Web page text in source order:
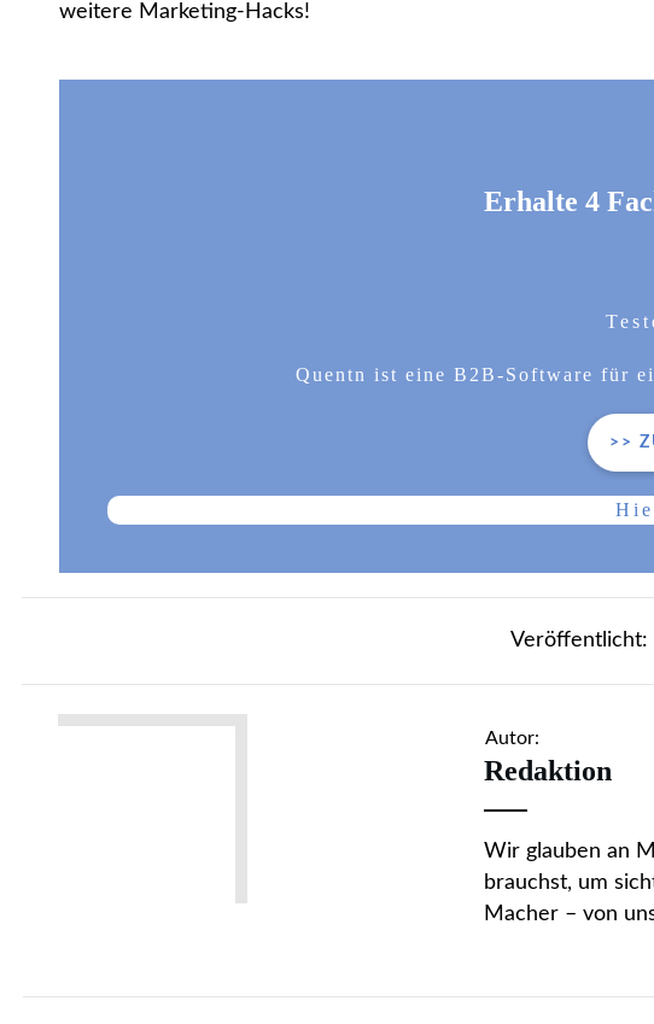
weitere Marketing-Hacks!
Erhalte 4
Quentn ist eine B2B-Software für
>>
Veröffentlicht:
Autor:
Redaktion
Wir glauben an
brauchst, um
Macher – von